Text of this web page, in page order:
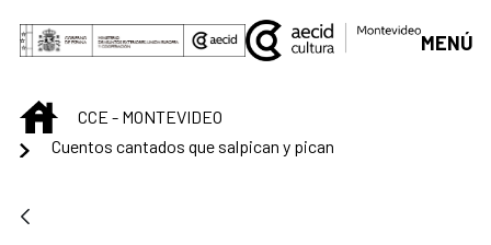
Saltar al contenido principal
MENÚ
INICIOCCE - MONTEVIDEO
Cuentos cantados que salpican y pican